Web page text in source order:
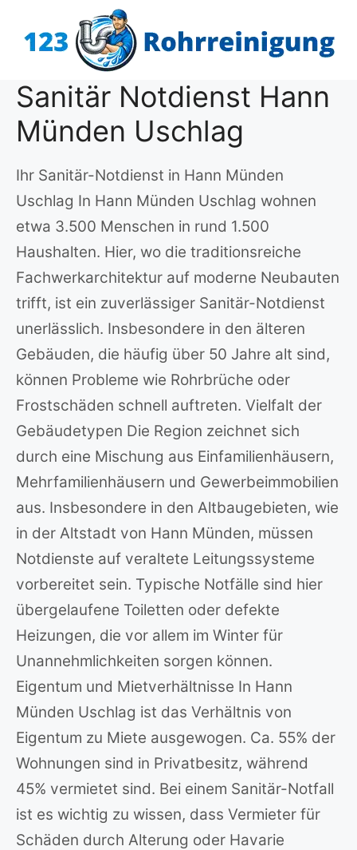
Inhalt
Sanitär Notdienst Hann
Münden Uschlag
Ihr Sanitär-Notdienst in Hann Münden
Uschlag In Hann Münden Uschlag wohnen
etwa 3.500 Menschen in rund 1.500
Haushalten. Hier, wo die traditionsreiche
Fachwerkarchitektur auf moderne Neubauten
trifft, ist ein zuverlässiger Sanitär-Notdienst
unerlässlich. Insbesondere in den älteren
Gebäuden, die häufig über 50 Jahre alt sind,
können Probleme wie Rohrbrüche oder
Frostschäden schnell auftreten. Vielfalt der
Gebäudetypen Die Region zeichnet sich
durch eine Mischung aus Einfamilienhäusern,
Mehrfamilienhäusern und Gewerbeimmobilien
aus. Insbesondere in den Altbaugebieten, wie
in der Altstadt von Hann Münden, müssen
Notdienste auf veraltete Leitungssysteme
vorbereitet sein. Typische Notfälle sind hier
übergelaufene Toiletten oder defekte
Heizungen, die vor allem im Winter für
Unannehmlichkeiten sorgen können.
Eigentum und Mietverhältnisse In Hann
Münden Uschlag ist das Verhältnis von
Eigentum zu Miete ausgewogen. Ca. 55% der
Wohnungen sind in Privatbesitz, während
45% vermietet sind. Bei einem Sanitär-Notfall
ist es wichtig zu wissen, dass Vermieter für
Schäden durch Alterung oder Havarie